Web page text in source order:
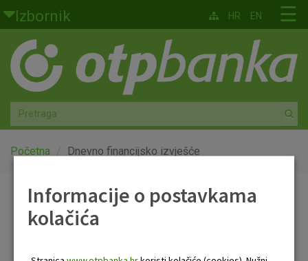
Skoči na glavni sadržaj
Izbornik
Građani
Privatno bankarstvo
Agro
Mala poduzeća i obrtnici
Globalna tržišta
☰
HR EN
Početna Dnevno financijsko izvješće
Dnevno financijsko
Informacije o postavkama
kolačića